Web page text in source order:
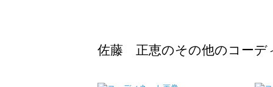
佐藤 正恵のその他のコーデ